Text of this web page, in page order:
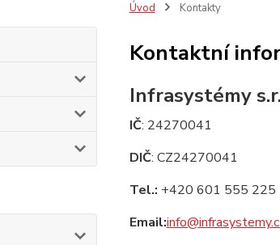
Úvod Kontakty
Kontaktní
Infrasystémy
IČ: 24270041
DIČ: CZ24270041
Tel.: +420 601 555 225
Email: